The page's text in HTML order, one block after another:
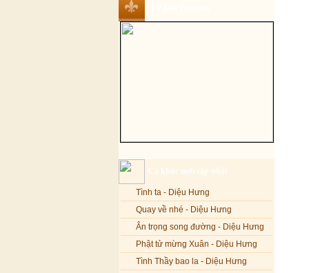
Ca khúc mới cập nhật
Tình ta - Diệu Hưng
Quay về nhé - Diệu Hưng
Ân trọng song đường - Diệu Hưng
Phật tử mừng Xuân - Diệu Hưng
Tình Thầy bao la - Diệu Hưng